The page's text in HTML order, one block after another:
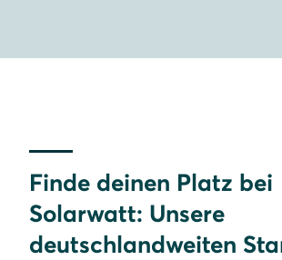
Finde deinen Platz bei
Solarwatt: Unsere
deutschlandweiten